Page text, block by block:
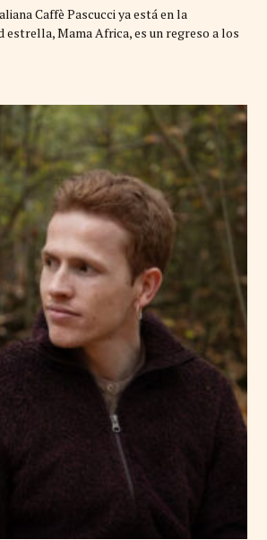
Caffè Pascucci ya está en la
estrella, Mama Africa, es un regreso a los